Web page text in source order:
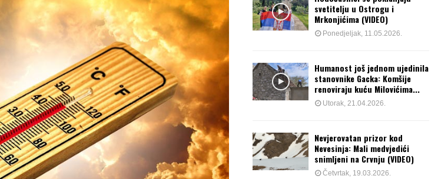
svetitelju u Ostrogu i
Mrkonjićima (VIDEO)
Ponedjeljak, 11.05.2026.
Humanost još jednom ujedinila
stanovnike Gacka: Komšije
renoviraju kuću Milovićima...
Utorak, 21.04.2026.
Nevjerovatan prizor kod
Nevesinja: Mali medvjedići
snimljeni na Crvnju (VIDEO)
Četvrtak, 19.03.2026.